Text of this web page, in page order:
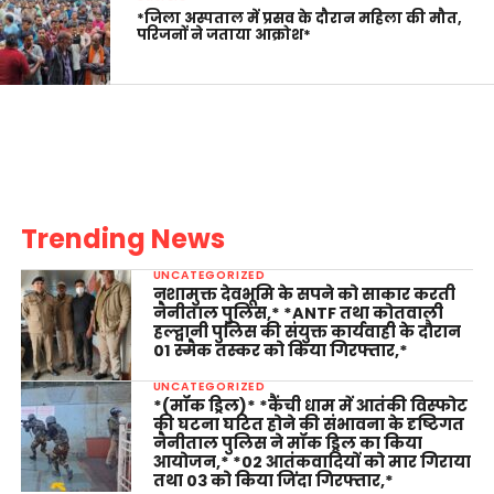
*जिला अस्पताल में प्रसव के दौरान महिला की मौत,
परिजनों ने जताया आक्रोश*
Trending News
UNCATEGORIZED
नशामुक्त देवभूमि के सपने को साकार करती
नैनीताल पुलिस,* *ANTF तथा कोतवाली
हल्द्वानी पुलिस की संयुक्त कार्यवाही के दौरान
01 स्मैक तस्कर को किया गिरफ्तार,*
UNCATEGORIZED
*(मॉक ड्रिल)* *कैंची धाम में आतंकी विस्फोट
की घटना घटित होने की संभावना के दृष्टिगत
नैनीताल पुलिस ने मॉक ड्रिल का किया
आयोजन,* *02 आतंकवादियों को मार गिराया
तथा 03 को किया जिंदा गिरफ्तार,*